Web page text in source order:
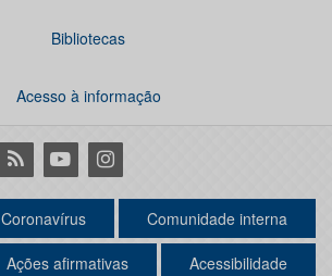
Bibliotecas
Acesso à informação
RSS YoutubeInstagram
Coronavírus Comunidade interna
Ações afirmativas Acessibilidade